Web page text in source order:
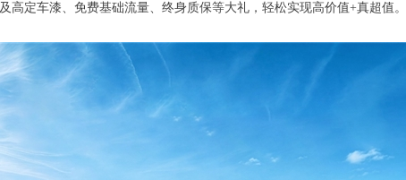
高定车漆、免费基础流量、终身质保等大礼，轻松实现高价值+真超值。